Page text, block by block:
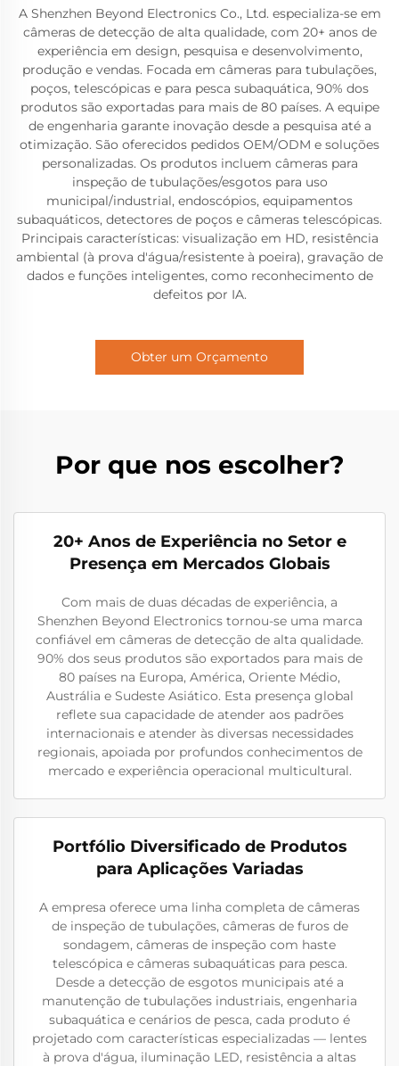
A Shenzhen Beyond Electronics Co., Ltd. especializa-se em
câmeras de detecção de alta qualidade, com 20+ anos de
experiência em design, pesquisa e desenvolvimento,
produção e vendas. Focada em câmeras para tubulações,
poços, telescópicas e para pesca subaquática, 90% dos
produtos são exportadas para mais de 80 países. A equipe
de engenharia garante inovação desde a pesquisa até a
otimização. São oferecidos pedidos OEM/ODM e soluções
personalizadas. Os produtos incluem câmeras para
inspeção de tubulações/esgotos para uso
municipal/industrial, endoscópios, equipamentos
subaquáticos, detectores de poços e câmeras telescópicas.
Principais características: visualização em HD, resistência
ambiental (à prova d'água/resistente à poeira), gravação de
dados e funções inteligentes, como reconhecimento de
defeitos por IA.
Obter um Orçamento
Por que nos escolher?
20+ Anos de Experiência no Setor e
Presença em Mercados Globais
Com mais de duas décadas de experiência, a
Shenzhen Beyond Electronics tornou-se uma marca
confiável em câmeras de detecção de alta qualidade.
90% dos seus produtos são exportados para mais de
80 países na Europa, América, Oriente Médio,
Austrália e Sudeste Asiático. Esta presença global
reflete sua capacidade de atender aos padrões
internacionais e atender às diversas necessidades
regionais, apoiada por profundos conhecimentos de
mercado e experiência operacional multicultural.
Portfólio Diversificado de Produtos
para Aplicações Variadas
A empresa oferece uma linha completa de câmeras
de inspeção de tubulações, câmeras de furos de
sondagem, câmeras de inspeção com haste
telescópica e câmeras subaquáticas para pesca.
Desde a detecção de esgotos municipais até a
manutenção de tubulações industriais, engenharia
subaquática e cenários de pesca, cada produto é
projetado com características especializadas — lentes
à prova d'água, iluminação LED, resistência a altas